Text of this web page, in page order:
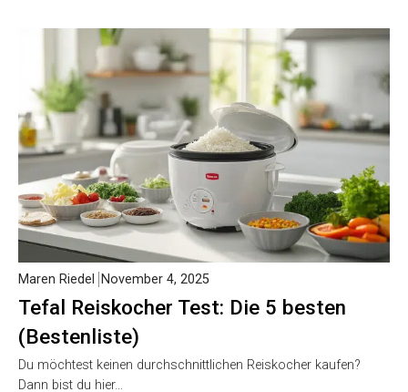
Tefal Reiskocher Test: Die 5 besten
(Bestenliste)
Maren Riedel November 4, 2025
Du möchtest keinen durchschnittlichen Reiskocher kaufen?
Dann bist du hier…